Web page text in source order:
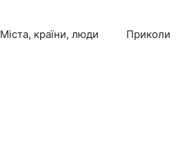
Міста, країни, люди Приколи